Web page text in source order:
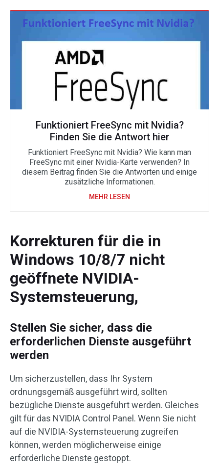
Funktioniert FreeSync mit Nvidia?
Finden Sie die Antwort hier
Funktioniert FreeSync mit Nvidia? Wie kann man
FreeSync mit einer Nvidia-Karte verwenden? In
diesem Beitrag finden Sie die Antworten und einige
zusätzliche Informationen.
MEHR LESEN
Korrekturen für die in
Windows 10/8/7 nicht
geöffnete NVIDIA-
Systemsteuerung,
Stellen Sie sicher, dass die
erforderlichen Dienste ausgeführt
werden
Um sicherzustellen, dass Ihr System
ordnungsgemäß ausgeführt wird, sollten
bezügliche Dienste ausgeführt werden. Gleiches
gilt für das NVIDIA Control Panel. Wenn Sie nicht
auf die NVIDIA-Systemsteuerung zugreifen
können, werden möglicherweise einige
erforderliche Dienste gestoppt.